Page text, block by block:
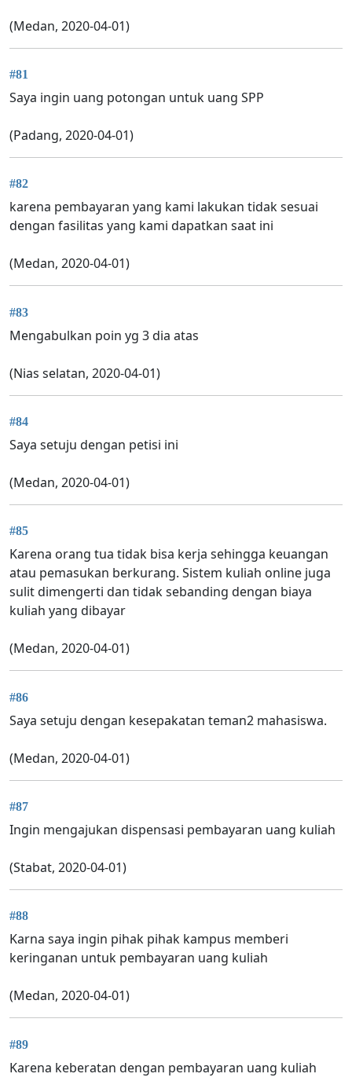
(Medan, 2020-04-01)
#81
Saya ingin uang potongan untuk uang SPP
(Padang, 2020-04-01)
#82
karena pembayaran yang kami lakukan tidak sesuai
dengan fasilitas yang kami dapatkan saat ini
(Medan, 2020-04-01)
#83
Mengabulkan poin yg 3 dia atas
(Nias selatan, 2020-04-01)
#84
Saya setuju dengan petisi ini
(Medan, 2020-04-01)
#85
Karena orang tua tidak bisa kerja sehingga keuangan
atau pemasukan berkurang. Sistem kuliah online juga
sulit dimengerti dan tidak sebanding dengan biaya
kuliah yang dibayar
(Medan, 2020-04-01)
#86
Saya setuju dengan kesepakatan teman2 mahasiswa.
(Medan, 2020-04-01)
#87
Ingin mengajukan dispensasi pembayaran uang kuliah
(Stabat, 2020-04-01)
#88
Karna saya ingin pihak pihak kampus memberi
keringanan untuk pembayaran uang kuliah
(Medan, 2020-04-01)
#89
Karena keberatan dengan pembayaran uang kuliah